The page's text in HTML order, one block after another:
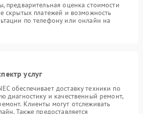
предварительная оценка стоимости
скрытых платежей и возможность
по телефону или онлайн на
услуг
обеспечивает доставку техники по
диагностику и качественный ремонт,
Клиенты могут отслеживать
Также предоставляется